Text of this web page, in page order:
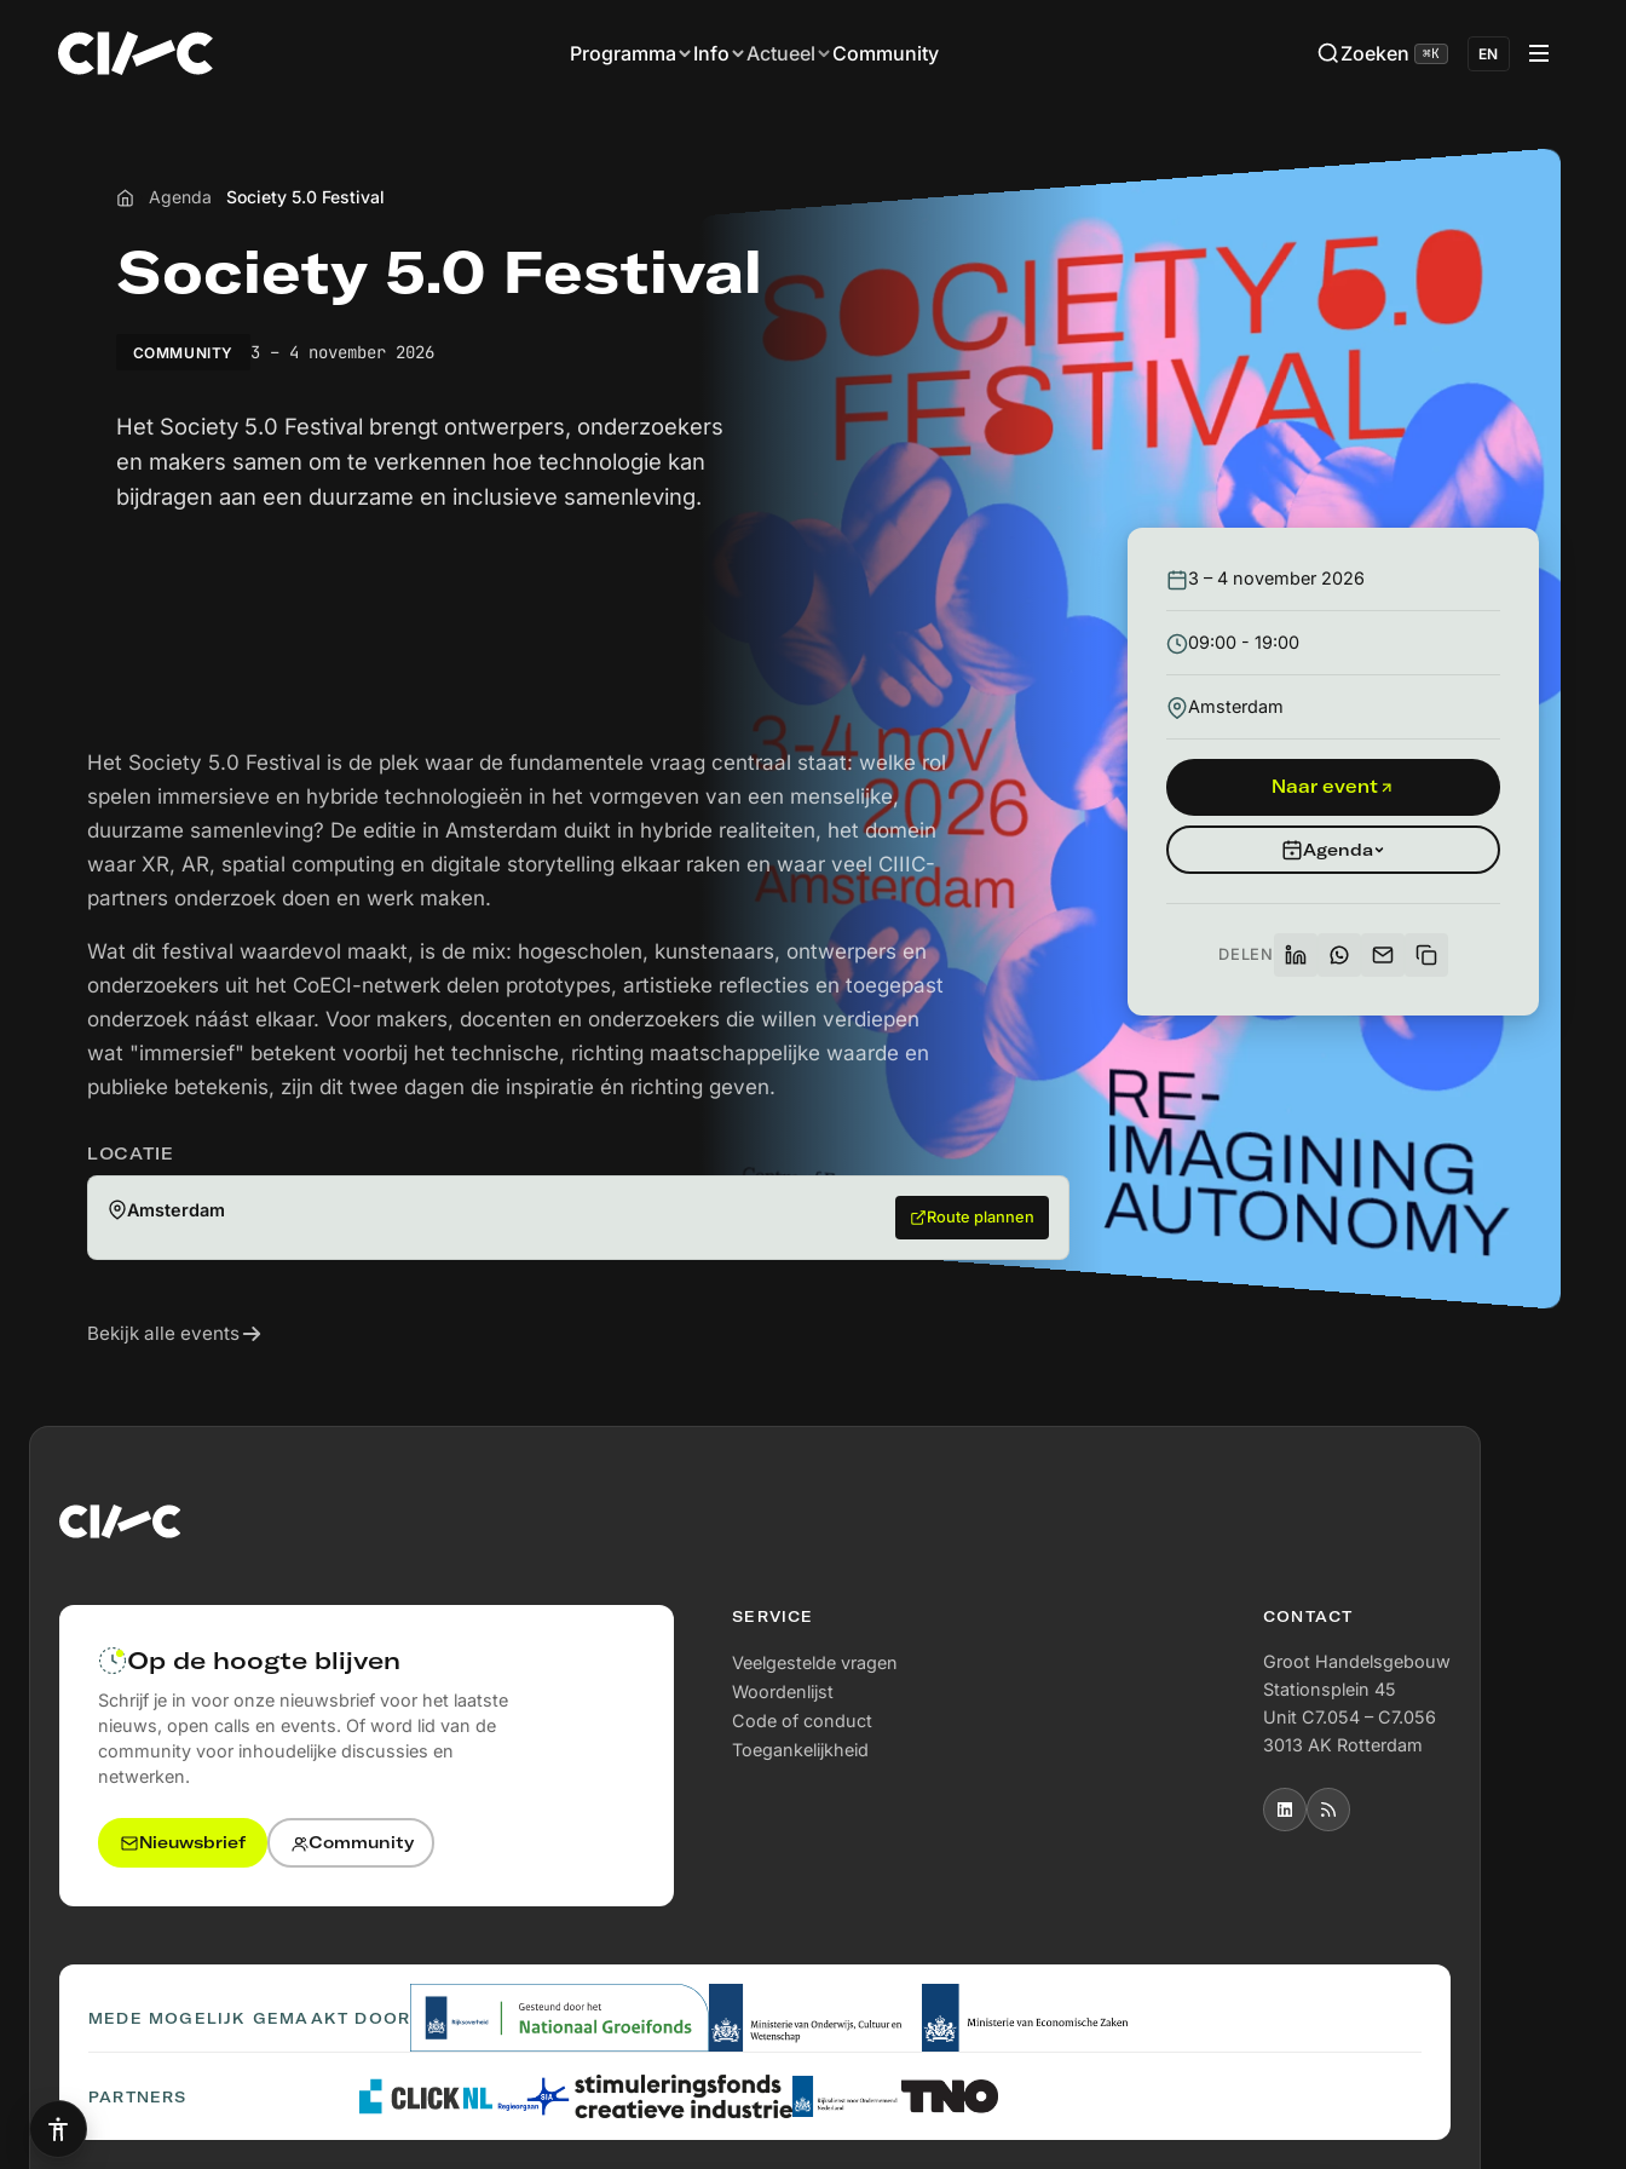
Programma Info Actueel Community Zoeken ⌘K EN
Home
Agenda Society 5.0 Festival
Society 5.0 Festival
COMMUNITY 3 – 4 november 2026
Het Society 5.0 Festival brengt ontwerpers, onderzoekers
en makers samen om te verkennen hoe technologie kan
bijdragen aan een duurzame en inclusieve samenleving.
Het Society 5.0 Festival is de plek waar de fundamentele vraag centraal staat: welke rol
spelen immersieve en hybride technologieën in het vormgeven van een menselijke,
duurzame samenleving? De editie in Amsterdam duikt in hybride realiteiten, het domein
waar XR, AR, spatial computing en digitale storytelling elkaar raken en waar veel CIIIC-
partners onderzoek doen en werk maken.
Wat dit festival waardevol maakt, is de mix: hogescholen, kunstenaars, ontwerpers en
onderzoekers uit het CoECI-netwerk delen prototypes, artistieke reflecties en toegepast
onderzoek náást elkaar. Voor makers, docenten en onderzoekers die willen verdiepen
wat "immersief" betekent voorbij het technische, richting maatschappelijke waarde en
publieke betekenis, zijn dit twee dagen die inspiratie én richting geven.
LOCATIE
Amsterdam Route plannen
3 – 4 november 2026
09:00 - 19:00
Amsterdam
Naar event
Agenda
DELEN
Bekijk alle events
Op de hoogte blijven
Schrijf je in voor onze nieuwsbrief voor het laatste
nieuws, open calls en events. Of word lid van de
community voor inhoudelijke discussies en
netwerken.
Nieuwsbrief Community
SERVICE
Veelgestelde vragen
Woordenlijst
Code of conduct
Toegankelijkheid
CONTACT
Groot Handelsgebouw
Stationsplein 45
Unit C7.054 – C7.056
3013 AK Rotterdam
MEDE MOGELIJK GEMAAKT DOOR
PARTNERS